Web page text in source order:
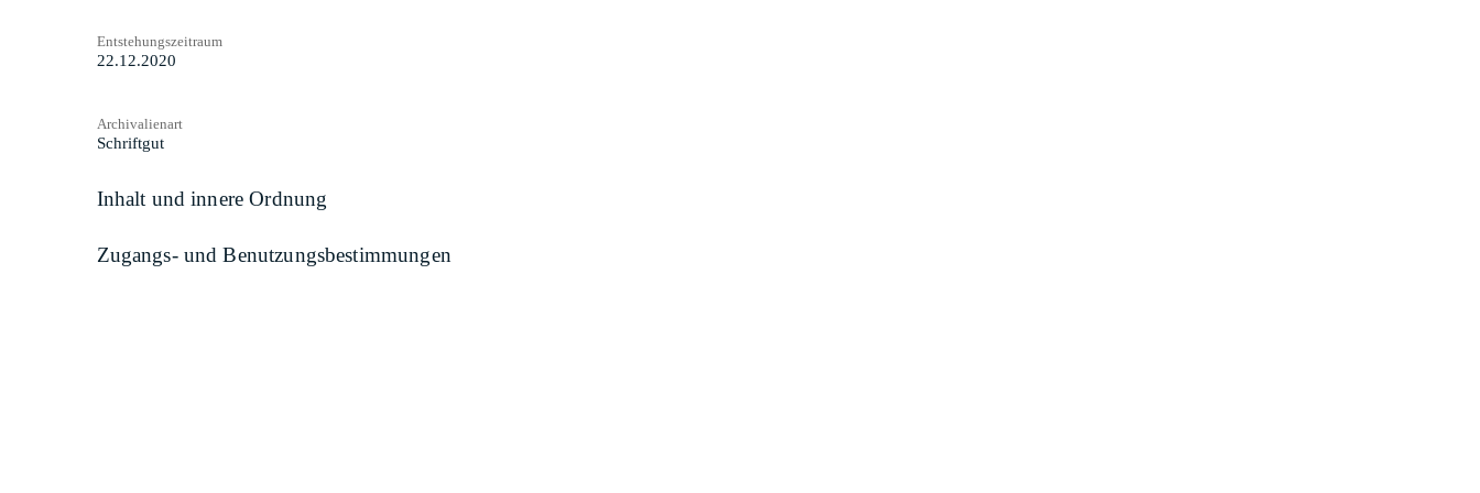
Entstehungszeitraum
22.12.2020
Archivalienart
Schriftgut
Inhalt und innere Ordnung
Zugangs- und Benutzungsbestimmungen